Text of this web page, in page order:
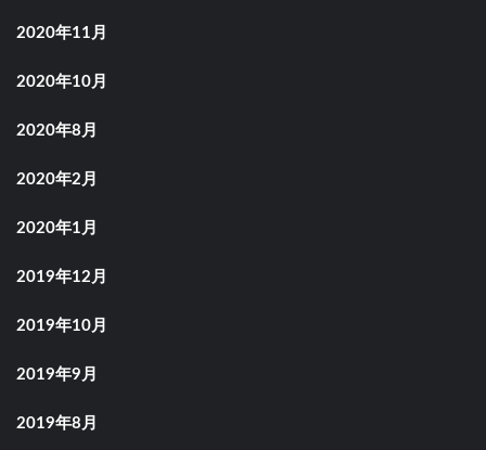
2020年11月
2020年10月
2020年8月
2020年2月
2020年1月
2019年12月
2019年10月
2019年9月
2019年8月